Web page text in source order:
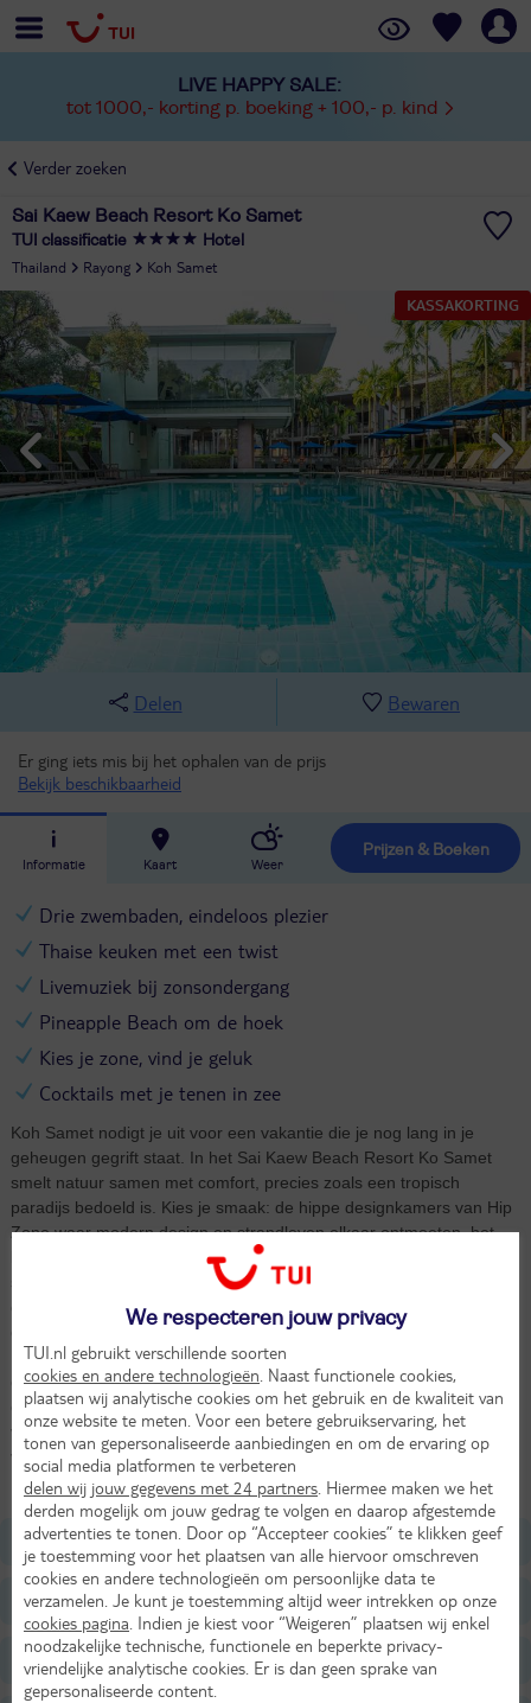
LIVE HAPPY SALE:
tot 1000,- korting p. boeking + 100,- p. kind
Verder zoeken
Sai Kaew Beach Resort Ko Samet
TUI classificatie Hotel
Thailand Rayong
Koh Samet
KASSAKORTING
Delen Bewaren
Er ging iets mis bij het ophalen van de prijs
Bekijk beschikbaarheid
Informatie Kaart Weer
Prijzen & Boeken
Drie zwembaden, eindeloos plezier
Thaise keuken met een twist
Livemuziek bij zonsondergang
Pineapple Beach om de hoek
Kies je zone, vind je geluk
Cocktails met je tenen in zee
Koh Samet nodigt je uit voor een vakantie die je nog lang in je
geheugen gegrift staat. In het Sai Kaew Beach Resort Ko Samet
smelt natuur samen met comfort, precies zoals een tropisch
paradijs bedoeld is. Kies je smaak: de hippe designkamers van Hip
Zone waar modern design en strandleven elkaar ontmoeten, het
bruisende hart van Hub Zone rond het centrale zwembad, of de
serene Hide Zone waar rust regeert nabij Pineapple Beach. Waar je
ook verblijft, een van de drie zwembaden ligt altijd om de hoek voor
een verfrissende duik. Je smaakpapillen maken overuren in Winkks
Beach Club met de mix van Thaise specialiteiten en internationale
comfortfood. Geniet van je maaltijd met wekelijkse livemuziek met
een vuurshow als achtergrond. Hier laat je alle spanning los. En ja,
voor wie z'n vakantieroutine niet wil doorbreken: de fitnessruimte
verwelkomt je met open armen. Vakantiemodus aan. Dit is Sai
Kaew Beach Resort Ko Samet.
Ligging
Faciliteiten
Restaurants/Bars
We respecteren jouw privacy
TUI.nl gebruikt verschillende soorten
cookies en andere technologieën . Naast functionele cookies,
plaatsen wij analytische cookies om het gebruik en de kwaliteit van
onze website te meten. Voor een betere gebruikservaring, het
tonen van gepersonaliseerde aanbiedingen en om de ervaring op
social media platformen te verbeteren
delen wij jouw gegevens met 24 partners . Hiermee maken we het
derden mogelijk om jouw gedrag te volgen en daarop afgestemde
advertenties te tonen. Door op “Accepteer cookies” te klikken geef
je toestemming voor het plaatsen van alle hiervoor omschreven
cookies en andere technologieën om persoonlijke data te
verzamelen. Je kunt je toestemming altijd weer intrekken op onze
cookies pagina . Indien je kiest voor “Weigeren” plaatsen wij enkel
noodzakelijke technische, functionele en beperkte privacy-
vriendelijke analytische cookies. Er is dan geen sprake van
gepersonaliseerde content.